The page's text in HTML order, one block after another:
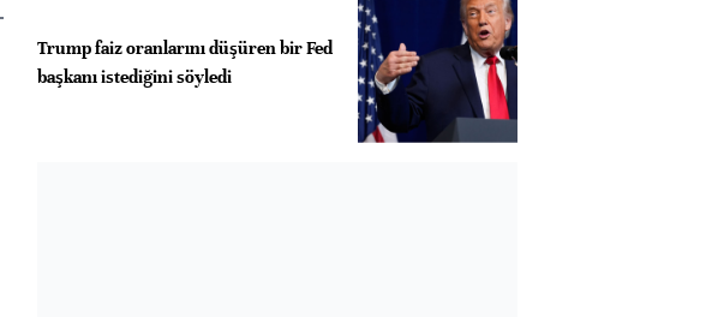
Trump faiz oranlarını düşüren bir Fed
başkanı istediğini söyledi